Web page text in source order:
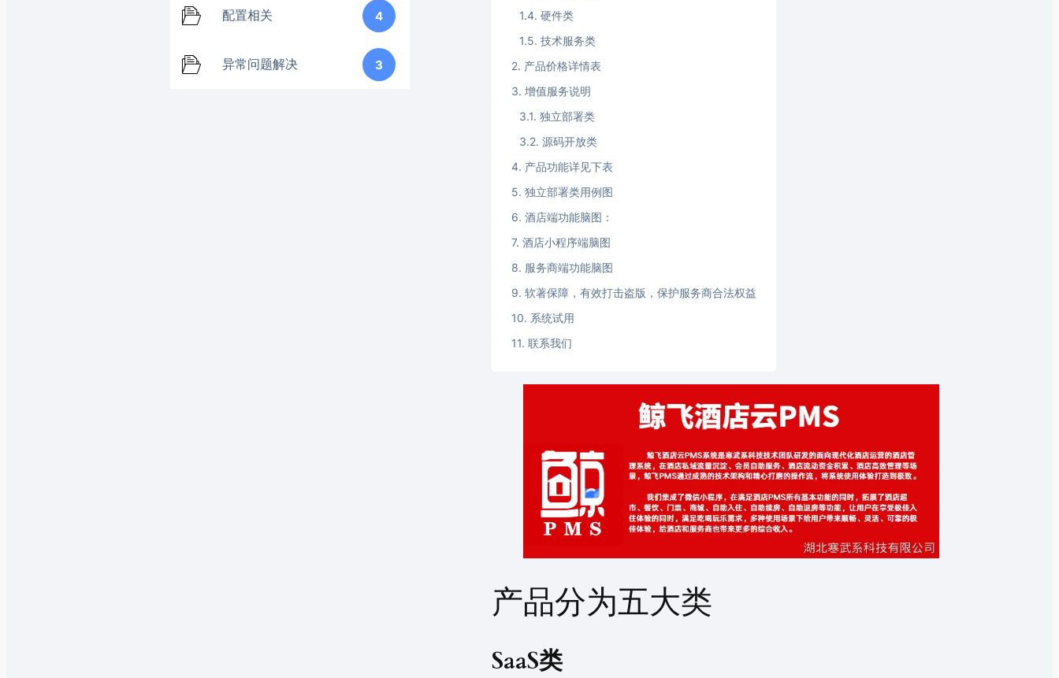
配置相关 4
异常问题解决 3
硬件类
技术服务类
产品价格详情表
增值服务说明
独立部署类
源码开放类
产品功能详见下表
独立部署类用例图
酒店端功能脑图：
酒店小程序端脑图
服务商端功能脑图
软著保障，有效打击盗版，保护服务商合法权益
系统试用
联系我们
产品分为五大类
SaaS类